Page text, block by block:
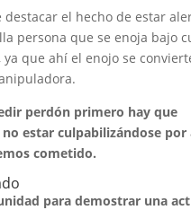
destacar el hecho de estar
persona que se enoja bajo
que ahí el enojo se
perdón primero hay que
estar culpabilizándose por
cometido.
para demostrar una